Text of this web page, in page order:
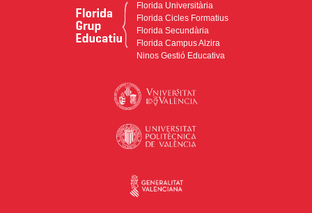
Florida Universitària
Florida Cicles Formatius
Florida Secundària
Florida Campus Alzira
Ninos Gestió Educativa